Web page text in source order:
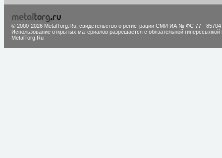
© 2000-2026 MetalTorg.Ru, cвидетельство о регистрации СМИ ИА № ФС 77 - 85704
Использование открытых материалов разрешается с обязательной гиперссылкой
MetalTorg.Ru